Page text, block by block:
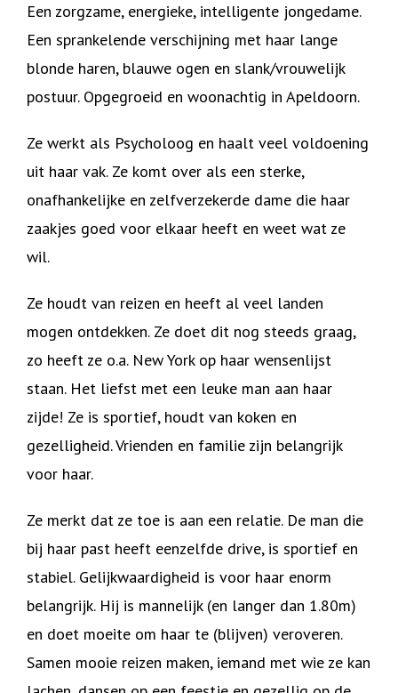
Een zorgzame, energieke, intelligente jongedame.
Een sprankelende verschijning met haar lange
blonde haren, blauwe ogen en slank/vrouwelijk
postuur. Opgegroeid en woonachtig in Apeldoorn.
Ze werkt als Psycholoog en haalt veel voldoening
uit haar vak. Ze komt over als een sterke,
onafhankelijke en zelfverzekerde dame die haar
zaakjes goed voor elkaar heeft en weet wat ze
wil.
Ze houdt van reizen en heeft al veel landen
mogen ontdekken. Ze doet dit nog steeds graag,
zo heeft ze o.a. New York op haar wensenlijst
staan. Het liefst met een leuke man aan haar
zijde! Ze is sportief, houdt van koken en
gezelligheid. Vrienden en familie zijn belangrijk
voor haar.
Ze merkt dat ze toe is aan een relatie. De man die
bij haar past heeft eenzelfde drive, is sportief en
stabiel. Gelijkwaardigheid is voor haar enorm
belangrijk. Hij is mannelijk (en langer dan 1.80m)
en doet moeite om haar te (blijven) veroveren.
Samen mooie reizen maken, iemand met wie ze kan